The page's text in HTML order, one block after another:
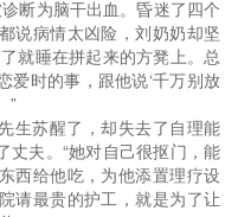
断为脑干出血。昏迷了四个
说病情太凶险，刘奶奶却坚
就睡在拼起来的方凳上。总
爱时的事，跟他说‘千万别放
”
生苏醒了，却失去了自理能
丈夫。“她对自己很抠门，能
西给他吃，为他添置理疗设
请最贵的护工，就是为了让